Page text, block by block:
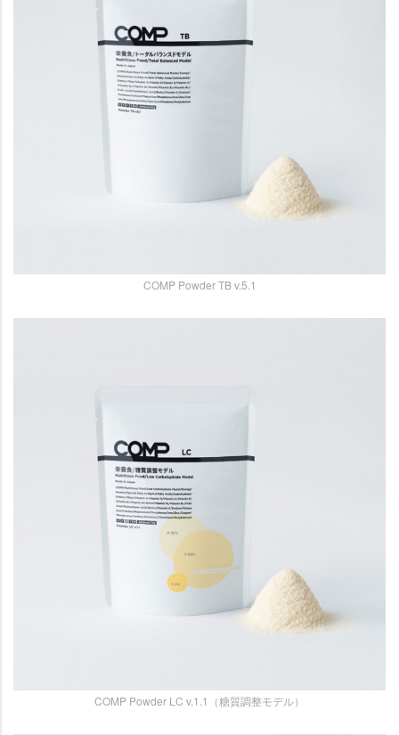
COMP Powder TB v.5.1
COMP Powder LC v.1.1（糖質調整モデル）